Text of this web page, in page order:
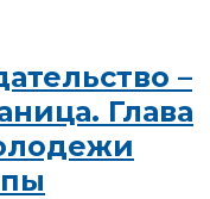
–
Глава